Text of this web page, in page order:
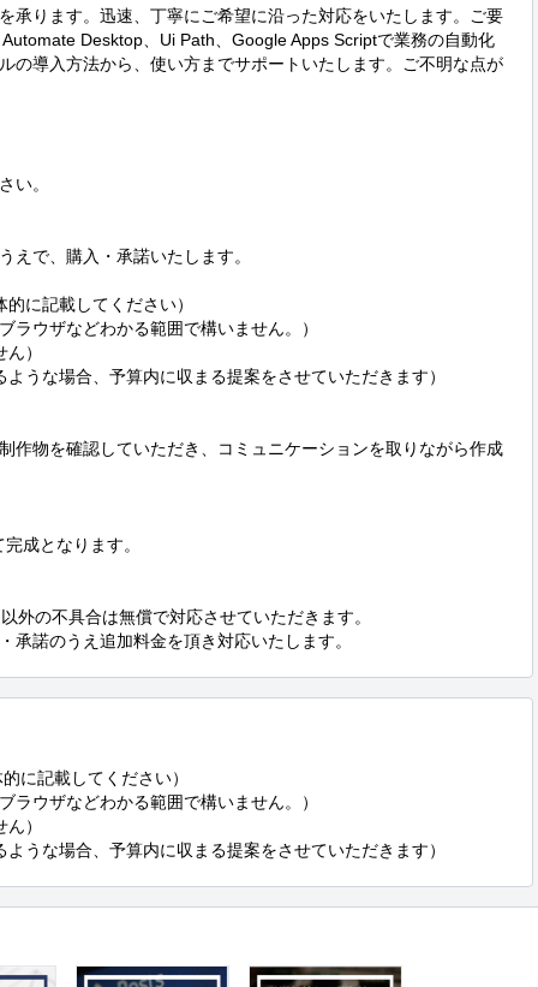
承ります。迅速、丁寧にご希望に沿った対応をいたします。ご要
Desktop、Ui Path、Google Apps Scriptで業務の自動化
の導入方法から、使い方までサポートいたします。ご不明な点が
い。
えで、購入・承諾いたします。
作物を確認していただき、コミュニケーションを取りながら作成
成となります。
外の不具合は無償で対応させていただきます。
承諾のうえ追加料金を頂き対応いたします。
に記載してください）
うな場合、予算内に収まる提案をさせていただきます）